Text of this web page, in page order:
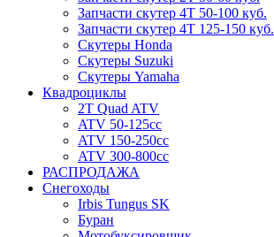
Запчасти скутер 4Т 50-100 куб.
Запчасти скутер 4Т 125-150 куб.
Скутеры Honda
Скутеры Suzuki
Скутеры Yamaha
Квадроциклы
2T Quad ATV
ATV 50-125cc
ATV 150-250cc
ATV 300-800cc
РАСПРОДАЖА
Снегоходы
Irbis Tungus SK
Буран